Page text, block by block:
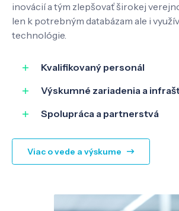
Know-how
O nás
Kontakt
SK EN
inovácií a tým zlepšovať širokej
len k potrebným databázam ale i
technológie.
Kvalifikovaný personál
Výskumné zariadenia a
Spolupráca a partnerstvá
Viac o vede a výskume